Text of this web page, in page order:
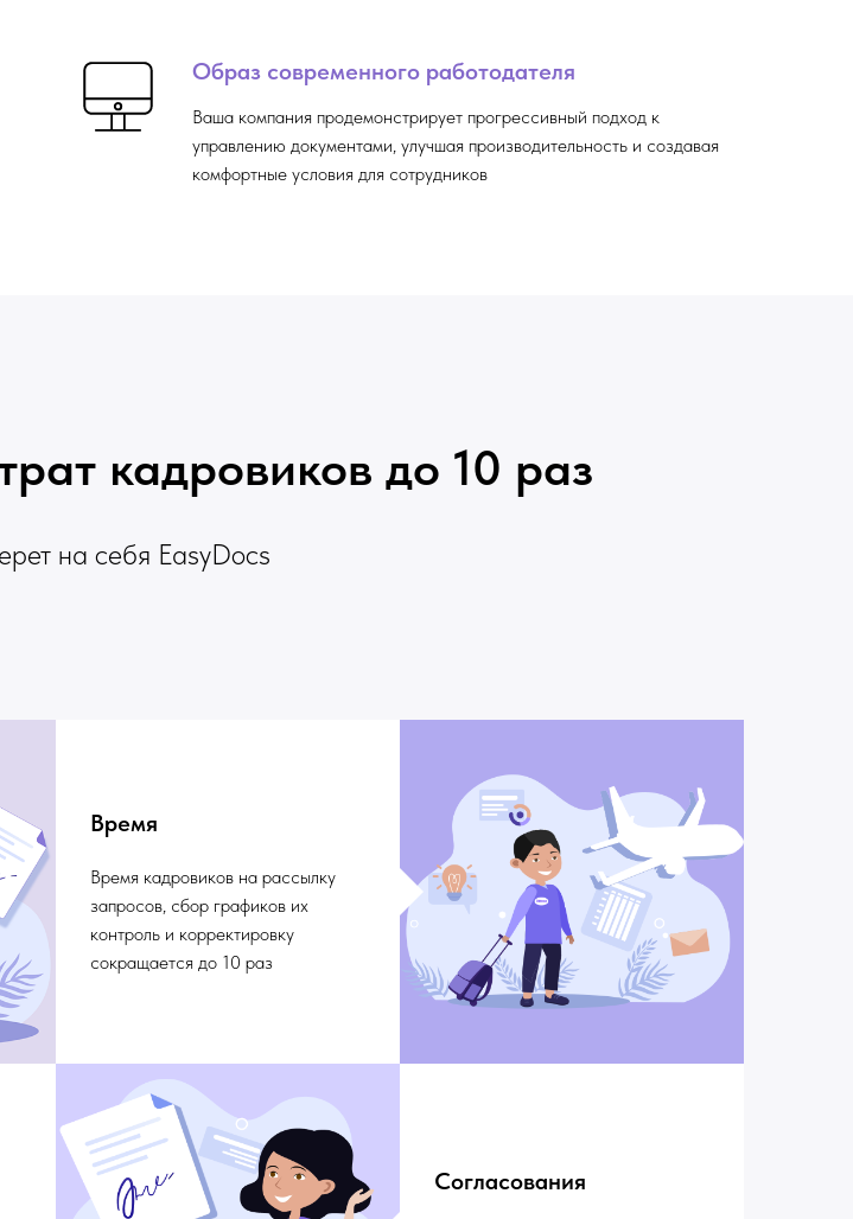
Образ современного работодателя
Ваша компания продемонстрирует прогрессивный подход к
управлению документами, улучшая производительность и создавая
комфортные условия для сотрудников
кадровиков до 10 раз
на себя EasyDocs
Время
Время кадровиков на рассылку
запросов, сбор графиков их
контроль и корректировку
сокращается до 10 раз
Согласования